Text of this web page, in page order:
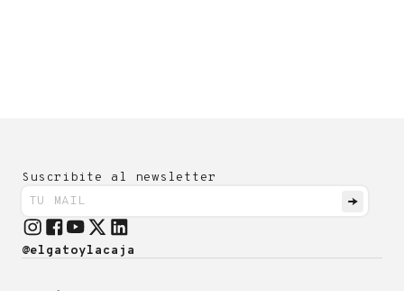
Suscribite al newsletter
@elgatoylacaja